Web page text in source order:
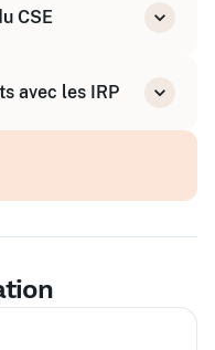
du CSE
CSE
des salariés
avec les IRP
social
rôle